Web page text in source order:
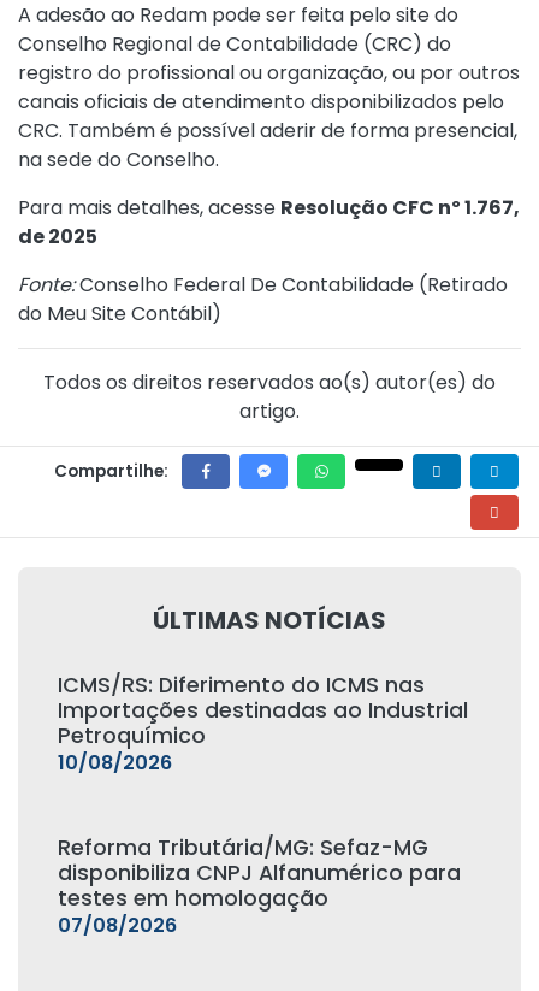
A adesão ao Redam pode ser feita pelo site do
Conselho Regional de Contabilidade (CRC) do
registro do profissional ou organização, ou por outros
canais oficiais de atendimento disponibilizados pelo
CRC. Também é possível aderir de forma presencial,
na sede do Conselho.
Para mais detalhes, acesse Resolução CFC nº 1.767,
de 2025
Fonte:Conselho Federal De Contabilidade (Retirado
do Meu Site Contábil)
Todos os direitos reservados ao(s) autor(es) do
artigo.
Compartilhe:
ÚLTIMAS NOTÍCIAS
ICMS/RS: Diferimento do ICMS nas
Importações destinadas ao Industrial
Petroquímico
10/08/2026
Reforma Tributária/MG: Sefaz-MG
disponibiliza CNPJ Alfanumérico para
testes em homologação
07/08/2026